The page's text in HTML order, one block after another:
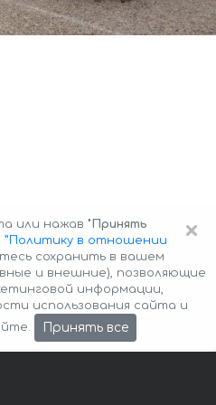
Авто-Аренда Cookie Policy
×
или нажав "Принять
”Политику в отношении
сохранить в вашем
и внешние), позволяющие
информации,
использования сайта и
Принять все